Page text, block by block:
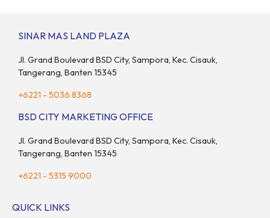
Fenomena urban ini kian marak di kota-kota besar, termasuk di
SINAR MAS LAND PLAZA
Jl. Grand Boulevard BSD City, Sampora, Kec. Cisauk,
Tangerang, Banten 15345
+6221 - 5036 8368
BSD CITY MARKETING OFFICE
Jl. Grand Boulevard BSD City, Sampora, Kec. Cisauk,
Tangerang, Banten 15345
+6221 - 5315 9000
QUICK LINKS